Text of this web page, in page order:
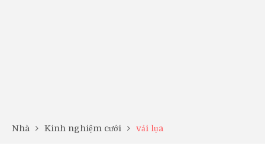
Nhà Kinh nghiệm cưới vải lụa